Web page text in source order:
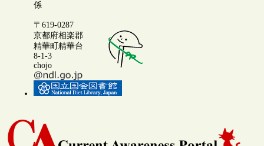
係
〒619-0287
京都府相楽郡
精華町精華台
8-1-3
chojo